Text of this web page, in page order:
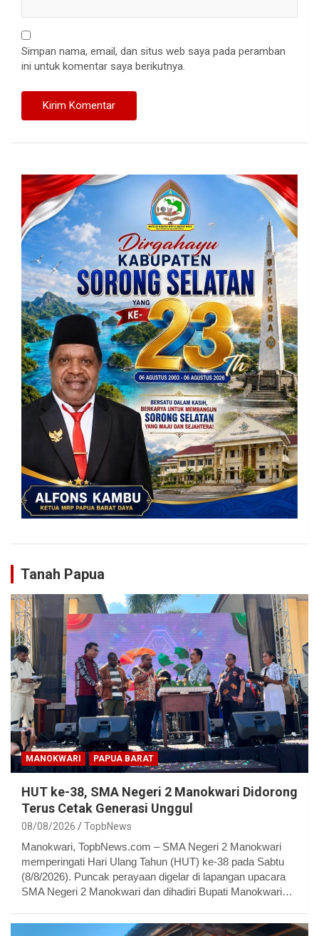
Simpan nama, email, dan situs web saya pada peramban
ini untuk komentar saya berikutnya.
Tanah Papua
MANOKWARI PAPUA BARAT
HUT ke-38, SMA Negeri 2 Manokwari Didorong
Terus Cetak Generasi Unggul
08/08/2026 TopbNews
Manokwari, TopbNews.com – SMA Negeri 2 Manokwari
memperingati Hari Ulang Tahun (HUT) ke-38 pada Sabtu
(8/8/2026). Puncak perayaan digelar di lapangan upacara
SMA Negeri 2 Manokwari dan dihadiri Bupati Manokwari…